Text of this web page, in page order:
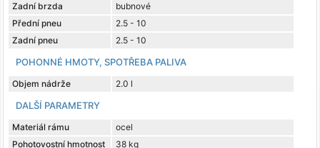
Zadní brzda
bubnové
Přední pneu
2.5 - 10
Zadní pneu
2.5 - 10
POHONNÉ HMOTY, SPOTŘEBA PALIVA
Objem nádrže 2.0 l
DALŠÍ PARAMETRY
Materiál rámu
ocel
Pohotovostní hmotnost
38 kg